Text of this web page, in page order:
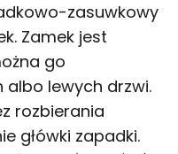
zasuwkowy
Zamek jest
go
lewych drzwi.
rozbierania
główki zapadki.